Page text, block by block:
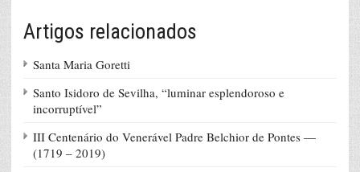
Artigos relacionados
Santa Maria Goretti
Santo Isidoro de Sevilha, “luminar esplendoroso e
incorruptível”
III Centenário do Venerável Padre Belchior de Pontes —
(1719 – 2019)